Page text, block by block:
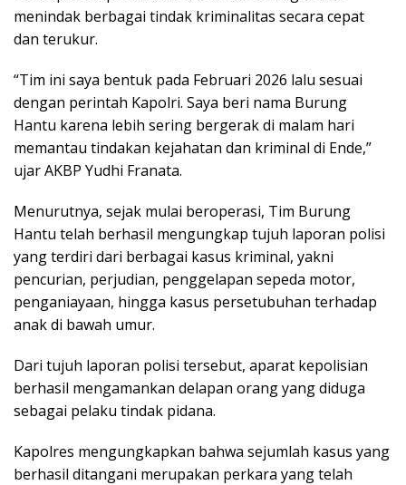
menindak berbagai tindak kriminalitas secara cepat
dan terukur.
“Tim ini saya bentuk pada Februari 2026 lalu sesuai
dengan perintah Kapolri. Saya beri nama Burung
Hantu karena lebih sering bergerak di malam hari
memantau tindakan kejahatan dan kriminal di Ende,”
ujar AKBP Yudhi Franata.
Menurutnya, sejak mulai beroperasi, Tim Burung
Hantu telah berhasil mengungkap tujuh laporan polisi
yang terdiri dari berbagai kasus kriminal, yakni
pencurian, perjudian, penggelapan sepeda motor,
penganiayaan, hingga kasus persetubuhan terhadap
anak di bawah umur.
Dari tujuh laporan polisi tersebut, aparat kepolisian
berhasil mengamankan delapan orang yang diduga
sebagai pelaku tindak pidana.
Kapolres mengungkapkan bahwa sejumlah kasus yang
berhasil ditangani merupakan perkara yang telah